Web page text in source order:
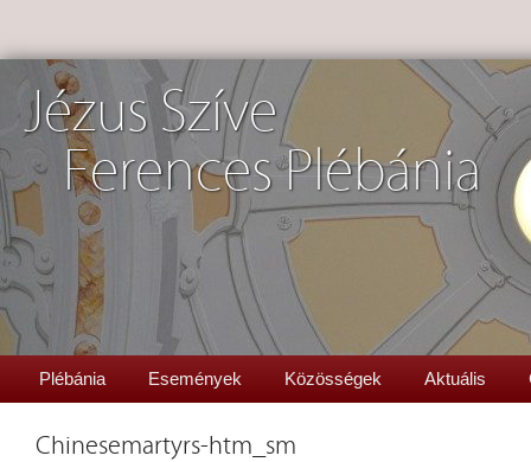
Jézus Szíve
Ferences Plébánia
Plébánia Események Közösségek Aktuális
Chinesemartyrs-htm_sm